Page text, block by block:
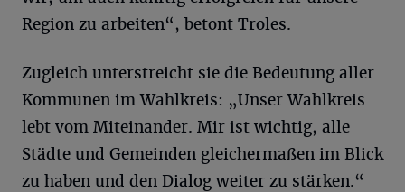
Region zu arbeiten“, betont Troles.
Zugleich unterstreicht sie die Bedeutung aller
Kommunen im Wahlkreis: „Unser Wahlkreis
lebt vom Miteinander. Mir ist wichtig, alle
Städte und Gemeinden gleichermaßen im Blick
zu haben und den Dialog weiter zu stärken.“